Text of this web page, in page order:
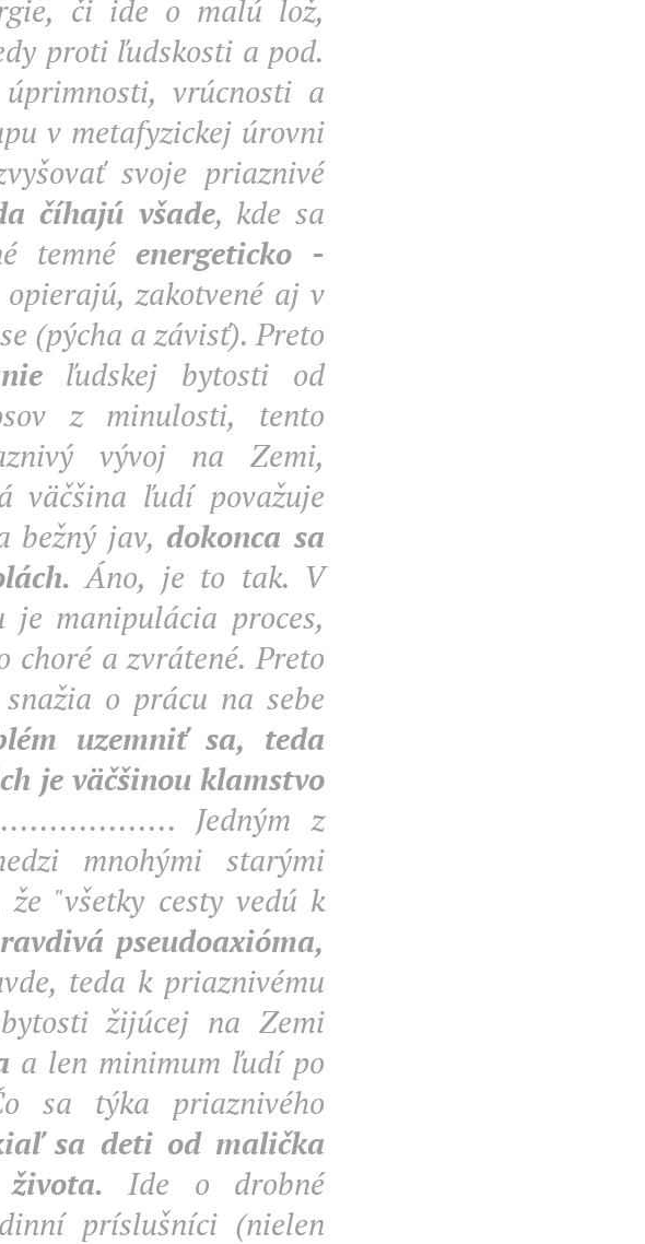
či ide o malú lož,
proti ľudskosti a pod.
vrúcnosti a
v metafyzickej úrovni
svoje priaznivé
číhajú všade, kde sa
temné energeticko -
zakotvené aj v
(pýcha a závisť). Preto
ľudskej bytosti od
z minulosti, tento
vývoj na Zemi,
väčšina ľudí považuje
bežný jav, dokonca sa
Áno, je to tak. V
je manipulácia proces,
choré a zvrátené. Preto
o prácu na sebe
uzemniť sa, teda
je väčšinou klamstvo
Jedným z
mnohými starými
"všetky cesty vedú k
pseudoaxióma,
teda k priaznivému
žijúcej na Zemi
a len minimum ľudí po
sa týka priaznivého
sa deti od malička
Ide o drobné
príslušníci (nielen